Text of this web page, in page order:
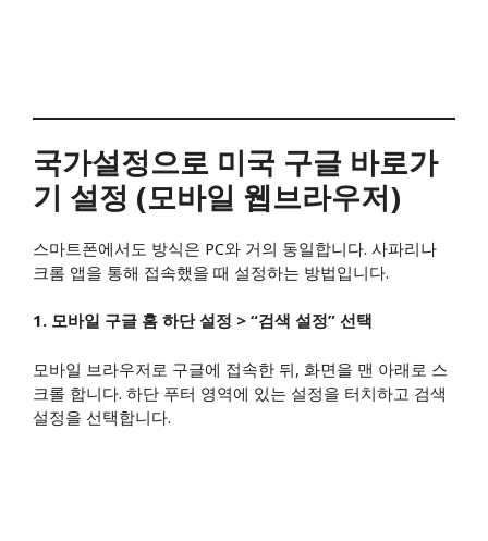
국가설정으로 미국 구글 바로가
기 설정 (모바일 웹브라우저)
스마트폰에서도 방식은 PC와 거의 동일합니다. 사파리나
크롬 앱을 통해 접속했을 때 설정하는 방법입니다.
1. 모바일 구글 홈 하단 설정 > “검색 설정” 선택
모바일 브라우저로 구글에 접속한 뒤, 화면을 맨 아래로 스
크롤 합니다. 하단 푸터 영역에 있는 설정을 터치하고 검색
설정을 선택합니다.